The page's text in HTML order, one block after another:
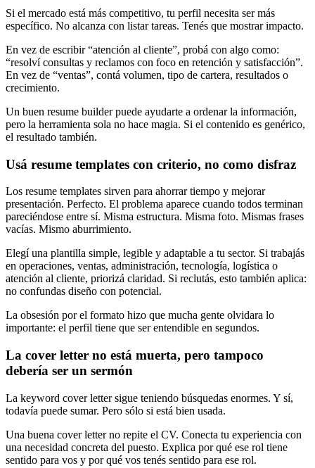
Si el mercado está más competitivo, tu perfil necesita ser más
específico. No alcanza con listar tareas. Tenés que mostrar impacto.
En vez de escribir “atención al cliente”, probá con algo como:
“resolví consultas y reclamos con foco en retención y satisfacción”.
En vez de “ventas”, contá volumen, tipo de cartera, resultados o
crecimiento.
Un buen resume builder puede ayudarte a ordenar la información,
pero la herramienta sola no hace magia. Si el contenido es genérico,
el resultado también.
Usá resume templates con criterio, no como disfraz
Los resume templates sirven para ahorrar tiempo y mejorar
presentación. Perfecto. El problema aparece cuando todos terminan
pareciéndose entre sí. Misma estructura. Misma foto. Mismas frases
vacías. Mismo aburrimiento.
Elegí una plantilla simple, legible y adaptable a tu sector. Si trabajás
en operaciones, ventas, administración, tecnología, logística o
atención al cliente, priorizá claridad. Si reclutás, esto también aplica:
no confundas diseño con potencial.
La obsesión por el formato hizo que mucha gente olvidara lo
importante: el perfil tiene que ser entendible en segundos.
La cover letter no está muerta, pero tampoco
debería ser un sermón
La keyword cover letter sigue teniendo búsquedas enormes. Y sí,
todavía puede sumar. Pero sólo si está bien usada.
Una buena cover letter no repite el CV. Conecta tu experiencia con
una necesidad concreta del puesto. Explica por qué ese rol tiene
sentido para vos y por qué vos tenés sentido para ese rol.